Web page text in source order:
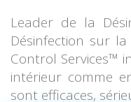
Leader de la
Désinfection sur
Control Services™
intérieur comme
sont efficaces,